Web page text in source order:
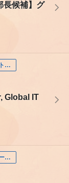
長候補】グ
コーポレートエンジニア
Global IT
マネージャー（エンジニア）